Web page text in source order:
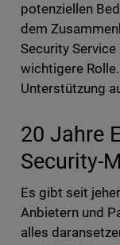
potenziellen
dem
Security Service
wichtigere
Unterstützung
20 Jahre
Security-
Es gibt seit
Anbietern und
alles